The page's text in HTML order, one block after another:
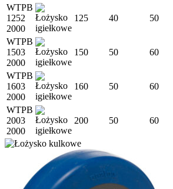
WTPB
1252
2000
125 40 50
WTPB
1503
2000
150 50 60
WTPB
1603
2000
160 50 60
WTPB
2003
2000
200 50 60